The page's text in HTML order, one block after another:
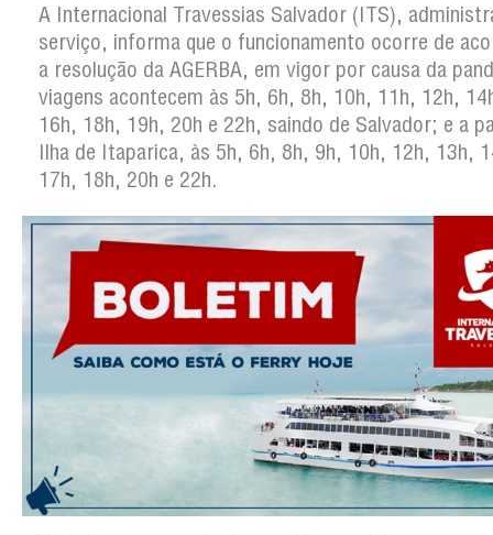
A Internacional Travessias Salvador (ITS),
serviço, informa que o funcionamento ocorre de
a resolução da AGERBA, em vigor por causa da
viagens acontecem às 5h, 6h, 8h, 10h, 11h, 12h,
16h, 18h, 19h, 20h e 22h, saindo de Salvador; e a
Ilha de Itaparica, às 5h, 6h, 8h, 9h, 10h, 12h, 13h,
17h, 18h, 20h e 22h.